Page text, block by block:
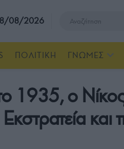
8/08/2026
ΠΟΛΙΤΙΚΗ ΓΝΩΜΕΣ
1935, ο